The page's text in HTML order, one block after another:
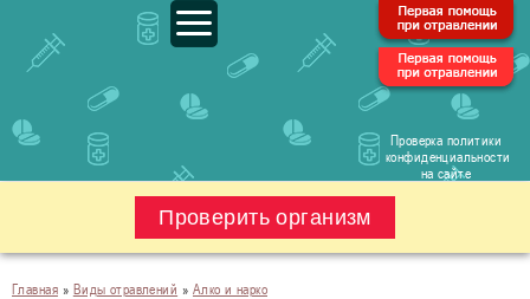
Проверка политики
конфиденциальности
на сайте
Проверить организм
Главная » Виды отравлений » Алко и нарко